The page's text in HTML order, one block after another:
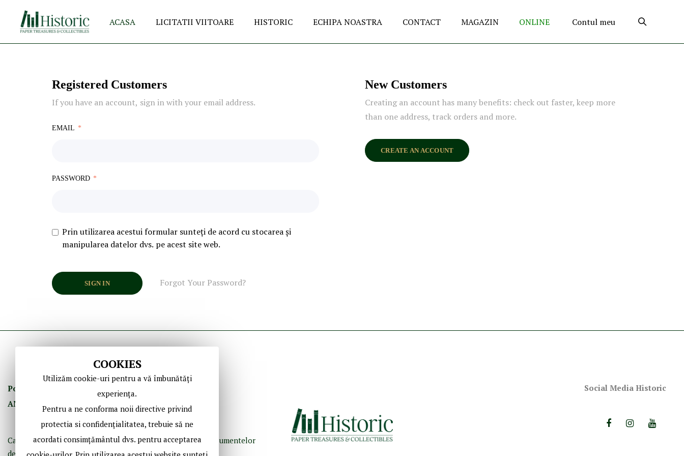
ACASA LICITATII VIITOARE HISTORIC ECHIPA NOASTRA CONTACT MAGAZIN ONLINE Contul meu
Registered Customers
If you have an account, sign in with your email address.
EMAIL
PASSWORD
Prin utilizarea acestui formular sunteți de acord cu stocarea și
manipularea datelor dvs. pe acest site web.
SIGN IN Forgot Your Password?
New Customers
Creating an account has many benefits: check out faster, keep more
than one address, track orders and more.
CREATE AN ACCOUNT
COOKIES
Utilizăm cookie-uri pentru a vă îmbunătăți
experiența.
Pentru a ne conforma noii directive privind
protectia si confidențialitatea, trebuie să ne
acordati consimțământul dvs. pentru acceptarea
Politica de Confidenţ
ANPC
Contact
Casă de licitaţii dedicată bibliofiliei, fotografiei istorice şi documentelor
de epocă.
Social Media Historic